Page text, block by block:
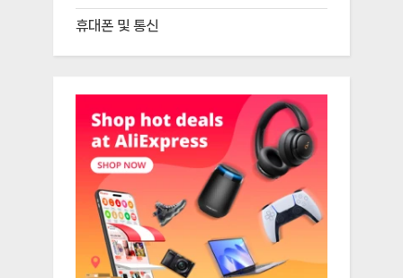
휴대폰 및 통신